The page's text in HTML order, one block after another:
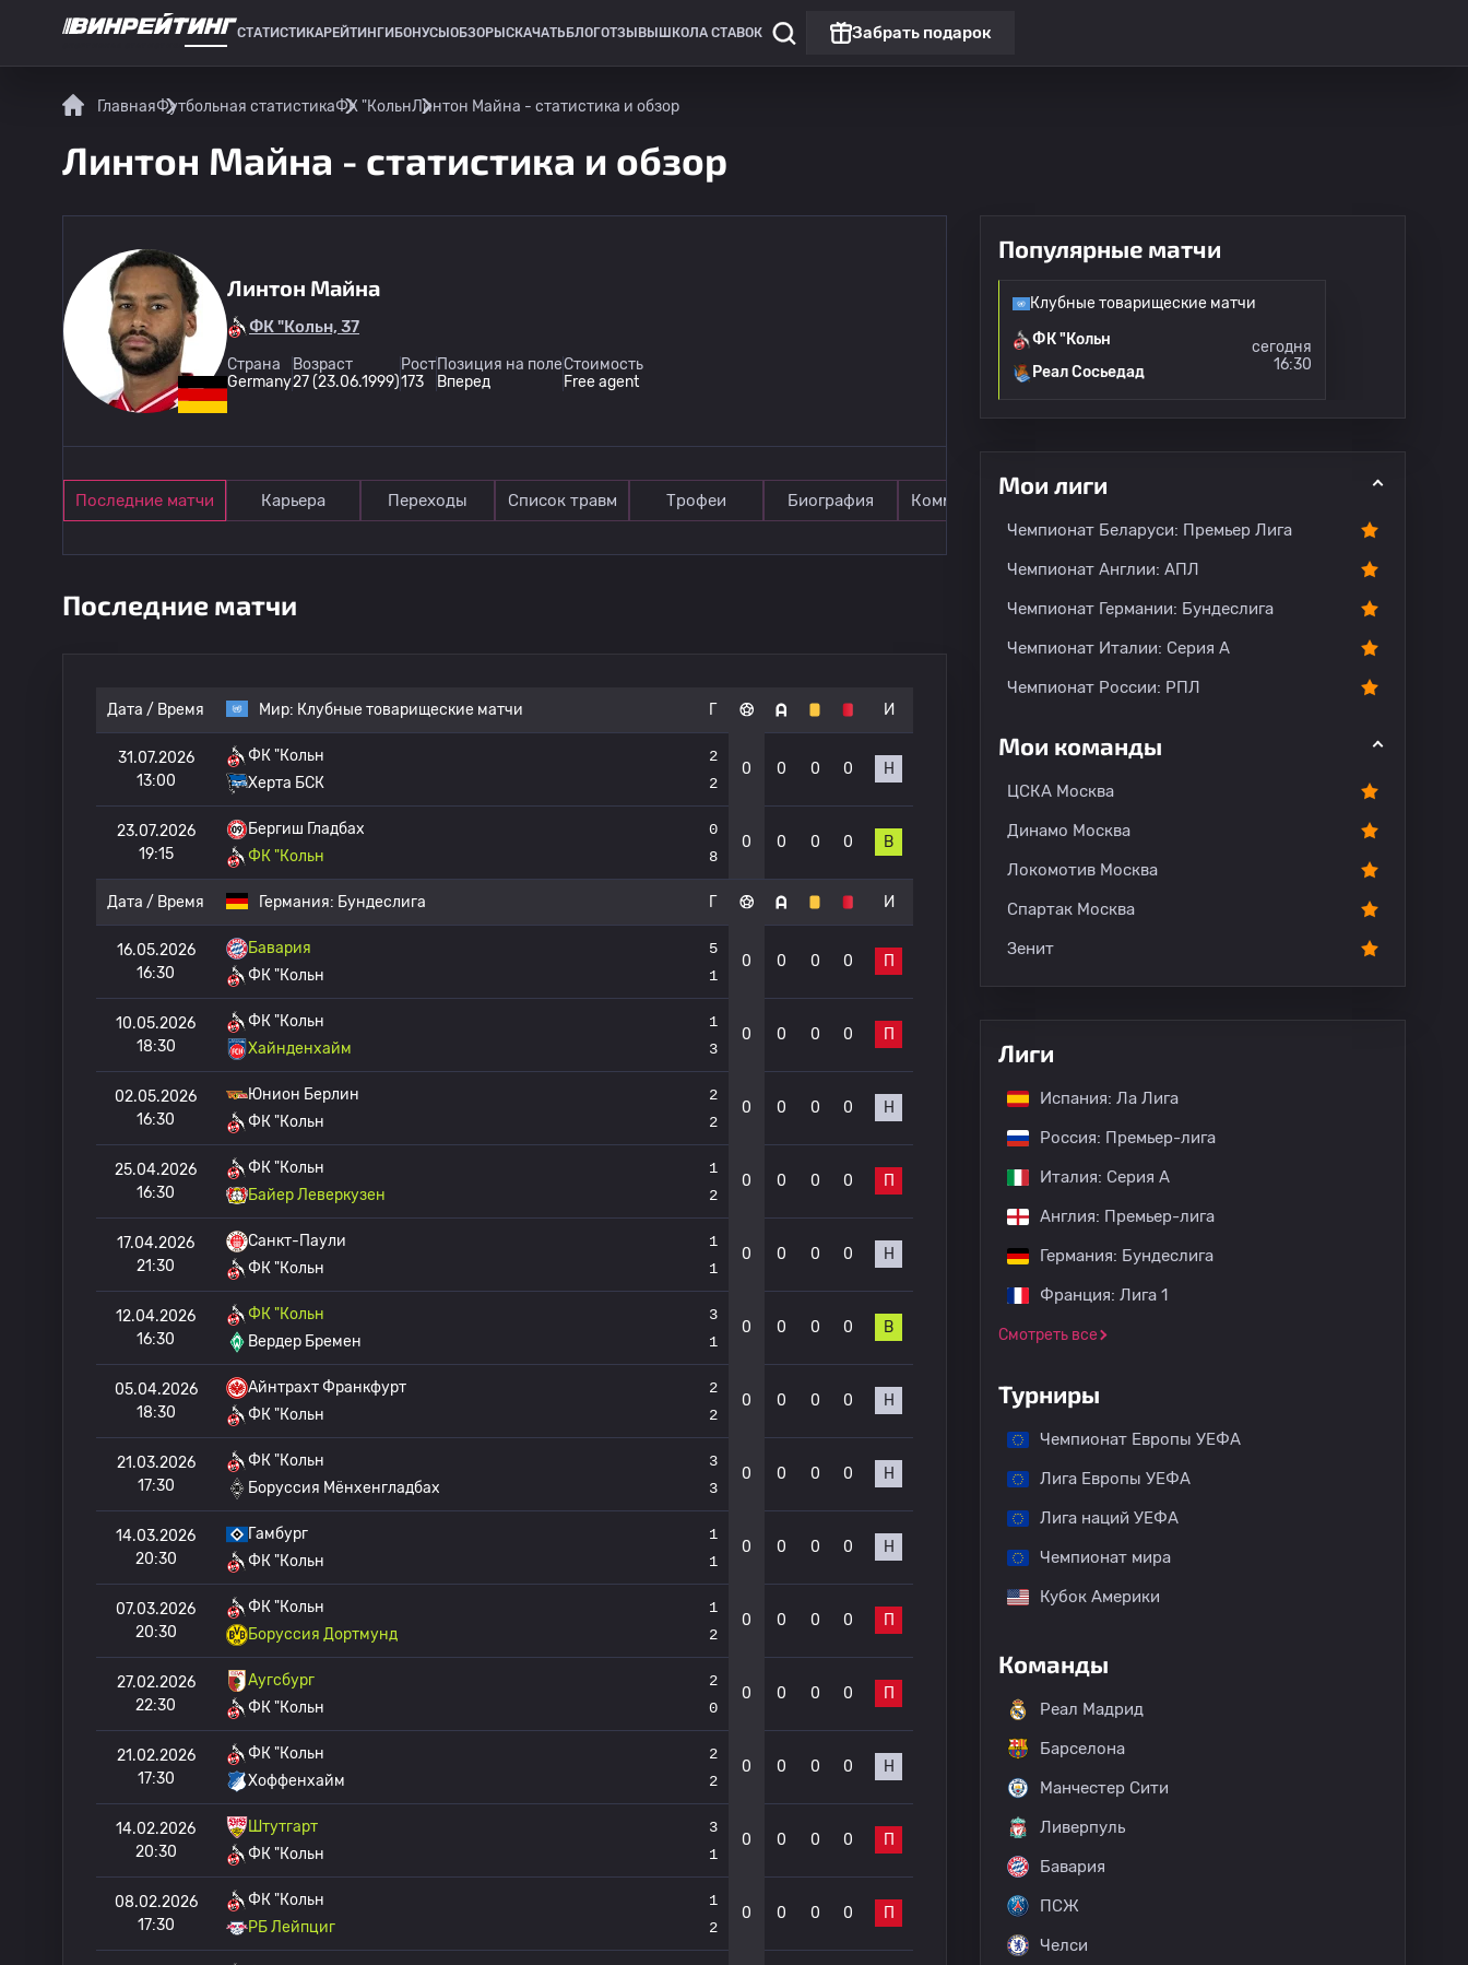
СТАТИСТИКАРЕЙТИНГИ БОНУСЫ ОБЗОРЫ СКАЧАТЬ БЛОГОТЗЫВЫ ШКОЛА СТАВОК Забрать подарок
ГлавнаяФутбольная статистикаФК "КольнЛинтон Майна - статистика и обзор
Линтон Майна - статистика и обзор
Линтон Майна
ФК "Кольн, 37
Страна
Germany
Возраст
27 (23.06.1999)
Рост
173
Позиция на поле
Вперед
Стоимость
Free agent
Последние матчи Карьера Переходы Список травм Трофеи Биография Комментарии
Последние матчи
Дата / Время Мир: Клубные товарищеские матчи Г И
31.07.2026
13:00
ФК "Кольн
Херта БСК
2
2
0 0 0 0 Н
23.07.2026
19:15
Бергиш Гладбах
ФК "Кольн
0
8
0 0 0 0 В
Дата / Время Германия: Бундеслига Г И
16.05.2026
16:30
Бавария
ФК "Кольн
5
1
0 0 0 0 П
10.05.2026
18:30
ФК "Кольн
Хайнденхайм
1
3
0 0 0 0 П
02.05.2026
16:30
Юнион Берлин
ФК "Кольн
2
2
0 0 0 0 Н
25.04.2026
16:30
ФК "Кольн
Байер Леверкузен
1
2
0 0 0 0 П
17.04.2026
21:30
Санкт-Паули
ФК "Кольн
1
1
0 0 0 0 Н
12.04.2026
16:30
ФК "Кольн
Вердер Бремен
3
1
0 0 0 0 В
05.04.2026
18:30
Айнтрахт Франкфурт
ФК "Кольн
2
2
0 0 0 0 Н
21.03.2026
17:30
ФК "Кольн
Боруссия Мёнхенгладбах
3
3
0 0 0 0 Н
14.03.2026
20:30
Гамбург
ФК "Кольн
1
1
0 0 0 0 Н
07.03.2026
20:30
ФК "Кольн
Боруссия Дортмунд
1
2
0 0 0 0 П
27.02.2026
22:30
Аугсбург
ФК "Кольн
2
0
0 0 0 0 П
21.02.2026
17:30
ФК "Кольн
Хоффенхайм
2
2
0 0 0 0 Н
14.02.2026
20:30
Штутгарт
ФК "Кольн
3
1
0 0 0 0 П
08.02.2026
17:30
ФК "Кольн
РБ Лейпциг
1
2
0 0 0 0 П
Популярные матчи
Клубные товарищеские матчи
ФК "Кольн
Реал Сосьедад
сегодня
16:30
Мои лиги
Чемпионат Беларуси: Премьер Лига
Чемпионат Англии: АПЛ
Чемпионат Германии: Бундеслига
Чемпионат Италии: Серия А
Чемпионат России: РПЛ
Мои команды
ЦСКА Москва
Динамо Москва
Локомотив Москва
Спартак Москва
Зенит
Лиги
Испания: Ла Лига
Россия: Премьер-лига
Италия: Серия А
Англия: Премьер-лига
Германия: Бундеслига
Франция: Лига 1
Смотреть все
Турниры
Чемпионат Европы УЕФА
Лига Европы УЕФА
Лига наций УЕФА
Чемпионат мира
Кубок Америки
Команды
Реал Мадрид
Барселона
Манчестер Сити
Ливерпуль
Бавария
ПСЖ
Челси